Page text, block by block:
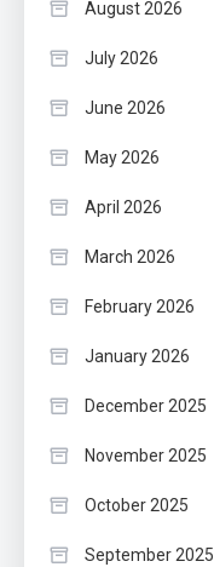
August 2026
July 2026
June 2026
May 2026
April 2026
March 2026
February 2026
January 2026
December 2025
November 2025
October 2025
September 2025